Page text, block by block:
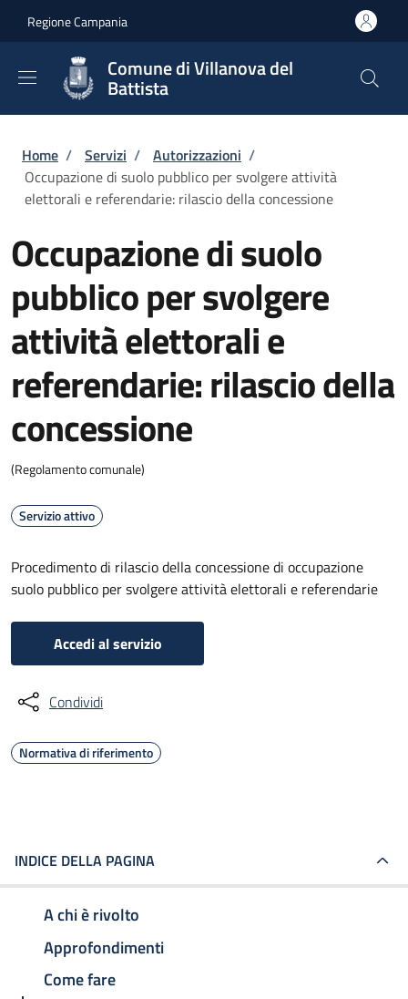
Regione Campania
Comune di Villanova del
Battista
Briciole di pane
Home / Servizi / Autorizzazioni /
Occupazione di suolo pubblico per svolgere attività
elettorali e referendarie: rilascio della concessione
Occupazione di suolo
pubblico per svolgere
attività elettorali e
referendarie: rilascio della
concessione
(Regolamento comunale)
Servizio attivo
Procedimento di rilascio della concessione di occupazione
suolo pubblico per svolgere attività elettorali e referendarie
Accedi al servizio
Condividi
Normativa di riferimento
INDICE DELLA PAGINA
A chi è rivolto
Approfondimenti
Come fare